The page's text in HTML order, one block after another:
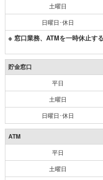
土曜日
日曜日･休日
※ 窓口業務、ATMを一時休止す
貯金窓口
平日
土曜日
日曜日･休日
ATM
平日
土曜日